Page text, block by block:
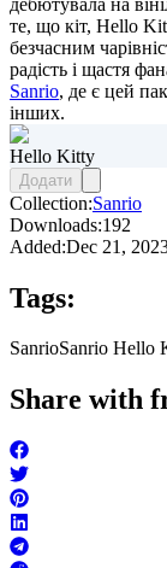
те, що кіт, Hello
безчасним
радість і щастя
Sanrio, де є цей пак
інших.
Hello Kitty
Додати
Collection:Sanrio
Downloads:192
Added:Dec 21,
Tags:
SanrioSanrio Hello
Share with